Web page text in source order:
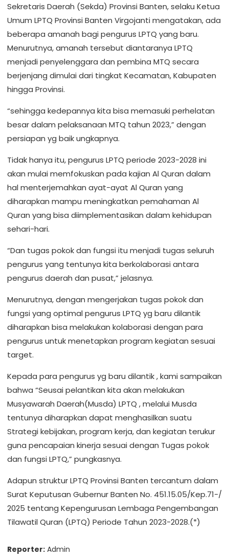
Sekretaris Daerah (Sekda) Provinsi Banten, selaku Ketua
Umum LPTQ Provinsi Banten Virgojanti mengatakan, ada
beberapa amanah bagi pengurus LPTQ yang baru.
Menurutnya, amanah tersebut diantaranya LPTQ
menjadi penyelenggara dan pembina MTQ secara
berjenjang dimulai dari tingkat Kecamatan, Kabupaten
hingga Provinsi.
“sehingga kedepannya kita bisa memasuki perhelatan
besar dalam pelaksanaan MTQ tahun 2023,” dengan
persiapan yg baik ungkapnya.
Tidak hanya itu, pengurus LPTQ periode 2023-2028 ini
akan mulai memfokuskan pada kajian Al Quran dalam
hal menterjemahkan ayat-ayat Al Quran yang
diharapkan mampu meningkatkan pemahaman Al
Quran yang bisa diimplementasikan dalam kehidupan
sehari-hari.
“Dan tugas pokok dan fungsi itu menjadi tugas seluruh
pengurus yang tentunya kita berkolaborasi antara
pengurus daerah dan pusat,” jelasnya.
Menurutnya, dengan mengerjakan tugas pokok dan
fungsi yang optimal pengurus LPTQ yg baru dilantik
diharapkan bisa melakukan kolaborasi dengan para
pengurus untuk menetapkan program kegiatan sesuai
target.
Kepada para pengurus yg baru dilantik , kami sampaikan
bahwa “Seusai pelantikan kita akan melakukan
Musyawarah Daerah(Musda) LPTQ , melalui Musda
tentunya diharapkan dapat menghasilkan suatu
Strategi kebijakan, program kerja, dan kegiatan terukur
guna pencapaian kinerja sesuai dengan Tugas pokok
dan fungsi LPTQ,” pungkasnya.
Adapun struktur LPTQ Provinsi Banten tercantum dalam
Surat Keputusan Gubernur Banten No. 451.15.05/Kep.71-/
2025 tentang Kepengurusan Lembaga Pengembangan
Tilawatil Quran (LPTQ) Periode Tahun 2023-2028.(*)
Reporter: Admin